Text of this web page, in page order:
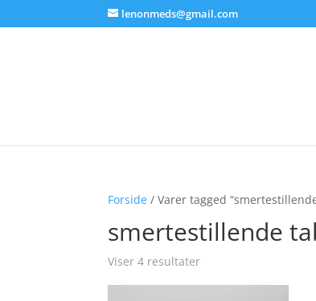
lenonmeds@gmail.com
Forside / Varer tagged
smertestillende
Viser 4 resultater